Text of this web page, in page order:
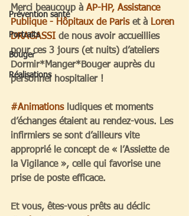
Prévention santé
Portraits
Bouger
Réalisations
Merci beaucoup à AP-HP, Assistance
Publique - Hôpitaux de Paris et à Loren
DRAGASSI de nous avoir accueillies
pour ces 3 jours (et nuits) d’ateliers
Dormir*Manger*Bouger auprès du
personnel hospitalier !
#Animations ludiques et moments
d’échanges étaient au rendez-vous. Les
infirmiers se sont d’ailleurs vite
approprié le concept de « l’Assiette de
la Vigilance », celle qui favorise une
prise de poste efficace.
Et vous, êtes-vous prêts au déclic